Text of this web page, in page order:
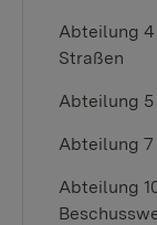
Abteilung 4
Straßen
Abteilung
Abteilung 7
Abteilung